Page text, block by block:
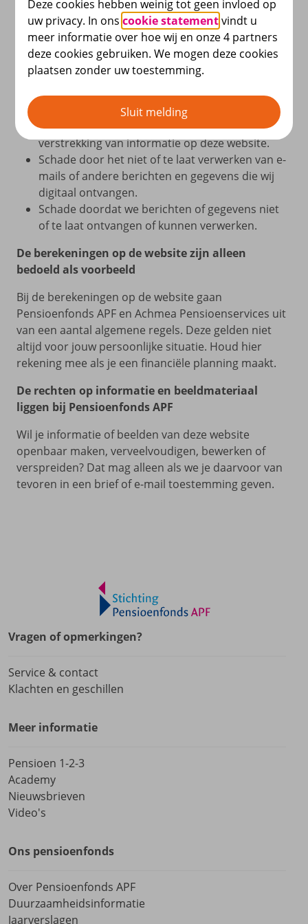
Pensioenfonds APF en Achmea Pensioenservices
zijn niet aansprakelijk voor:
Schade door het gebruik van deze website en de
informatie die daarop staat.
Informatie op websites die wij niet onderhouden
en waarnaar of waarvan we verwijzen.
Schade door fouten of vertraging in de
verstrekking van informatie op deze website.
Schade door het niet of te laat verwerken van e-
mails of andere berichten en gegevens die wij
digitaal ontvangen.
Schade doordat we berichten of gegevens niet
of te laat ontvangen of kunnen verwerken.
De berekeningen op de website zijn alleen
bedoeld als voorbeeld
Bij de berekeningen op de website gaan
Pensioenfonds APF en Achmea Pensioenservices uit
van een aantal algemene regels. Deze gelden niet
altijd voor jouw persoonlijke situatie. Houd hier
rekening mee als je een financiële planning maakt.
De rechten op informatie en beeldmateriaal
liggen bij Pensioenfonds APF
Wil je informatie of beelden van deze website
openbaar maken, verveelvoudigen, bewerken of
verspreiden? Dat mag alleen als we je daarvoor van
tevoren in een brief of e-mail toestemming geven.
Vragen of opmerkingen?
Service & contact
Klachten en geschillen
Meer informatie
Pensioen 1-2-3
Academy
Nieuwsbrieven
Video's
Ons pensioenfonds
Over Pensioenfonds APF
Duurzaamheidsinformatie
Jaarverslagen
Deze cookies hebben weinig tot geen invloed op
uw privacy. In onscookie statementvindt u
meer informatie over hoe wij en onze 4 partners
deze cookies gebruiken. We mogen deze cookies
plaatsen zonder uw toestemming.
Sluit melding